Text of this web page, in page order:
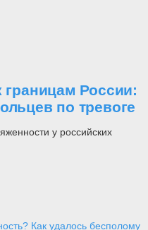
границам России:
по тревоге
у российских
Как удалось бесполому